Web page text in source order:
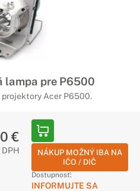
lampa pre P6500
projektory Acer P6500.
€
NÁKUP MOŽNÝ IBA NA
IČO / DIČ
Dostupnosť:
INFORMUJTE SA